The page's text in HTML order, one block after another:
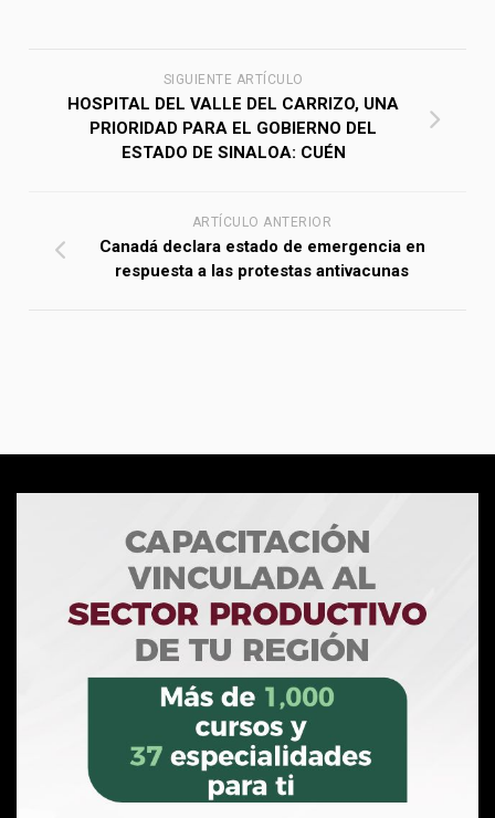
SIGUIENTE ARTÍCULO
HOSPITAL DEL VALLE DEL CARRIZO, UNA
PRIORIDAD PARA EL GOBIERNO DEL
ESTADO DE SINALOA: CUÉN
ARTÍCULO ANTERIOR
Canadá declara estado de emergencia en
respuesta a las protestas antivacunas